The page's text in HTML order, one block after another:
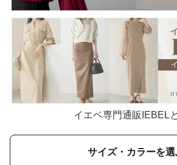
イエベ専門通販IEBEL
サイズ・カラーを選